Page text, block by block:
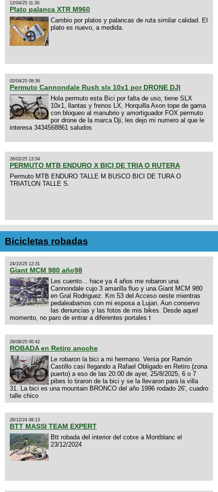
12/04/25 11:30
Plato palanca XTR M960
Cambio por platos y palancas de ruta similar calidad. El
plato es nuevo, a medida.
02/04/25 08:36
Permuto Cannondale Rush slx 10x1 por DRONE DJI
Hola permuto esta Bici por falta de uso, tiene SLX
10x1, llantas y frenos LX, Horquilla Axon tope de gama
con bloqueo al manubrio y amortiguador FOX permuto
por drone de la marca Dji, les dejo mi numero al que le
interesa 3434568861 saludos
26/02/25 13:54
PERMUTO MTB ENDURO X BICI DE TRIA O RUTERA
Permuto MTB ENDURO TALLE M BUSCO BICI DE TURA O
TRIATLON TALLE S.
Bicicletas robadas
24/10/25 12:31
Giant MCM 980 año98
Les cuento... hace ya 4 años me robaron una
Cannondale cujo 3 amarilla fluo y una Giant MCM 980
en Gral Rodriguez. Km 53 del Acceso oeste mientras
pedaleabamos con mi esposa a Lujan. Aun conservo
las denuncias y las fotos de mis bikes. Desde aquel
momento, no paro de entrar a diferentes portales t
26/08/25 00:42
ROBADA en Retiro anoche
Le robaron la bici a mi hermano. Venía por Ramón
Castillo casi llegando a Rafael Obligado en Retiro (zona
puerto) a eso de las 20:00 de ayer, 25/8/2025, 6 o 7
pibes lo tiraron de la bici y se la llevaron para la villa
31. La bici es una mountain BRONCO del año 1996 rodado 26', cuadro
talle chico
26/12/24 08:13
BTT MASSI TEAM EXPERT
Btt robada del interior del cotxe a Montblanc el
23/12/2024